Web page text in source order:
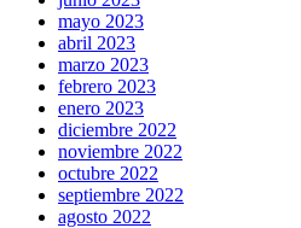
mayo 2023
abril 2023
marzo 2023
febrero 2023
enero 2023
diciembre 2022
noviembre 2022
octubre 2022
septiembre 2022
agosto 2022